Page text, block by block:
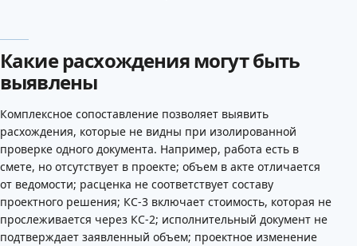
Какие расхождения могут быть
выявлены
Комплексное сопоставление позволяет выявить
расхождения, которые не видны при изолированной
проверке одного документа. Например, работа есть в
смете, но отсутствует в проекте; объем в акте отличается
от ведомости; расценка не соответствует составу
проектного решения; КС-3 включает стоимость, которая не
прослеживается через КС-2; исполнительный документ не
подтверждает заявленный объем; проектное изменение